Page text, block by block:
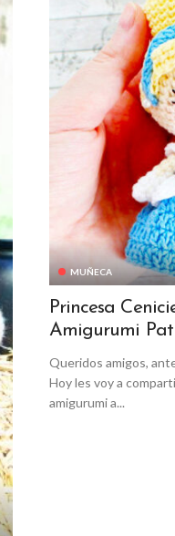
MUÑECA
Princesa
Amigurumi
Queridos amigos,
Hoy les voy a
amigurumi a...